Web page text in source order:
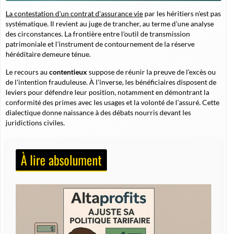
La contestation d'un contrat d'assurance vie par les héritiers n'est pas
systématique. Il revient au juge de trancher, au terme d'une analyse
des circonstances. La frontière entre l'outil de transmission
patrimoniale et l'instrument de contournement de la réserve
héréditaire demeure ténue.
Le recours au contentieux suppose de réunir la preuve de l'excès ou
de l'intention frauduleuse. À l'inverse, les bénéficiaires disposent de
leviers pour défendre leur position, notamment en démontrant la
conformité des primes avec les usages et la volonté de l'assuré. Cette
dialectique donne naissance à des débats nourris devant les
juridictions civiles.
À lire absolument